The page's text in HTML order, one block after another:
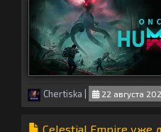
Chertiska
22 августа
Celestial Empire уже